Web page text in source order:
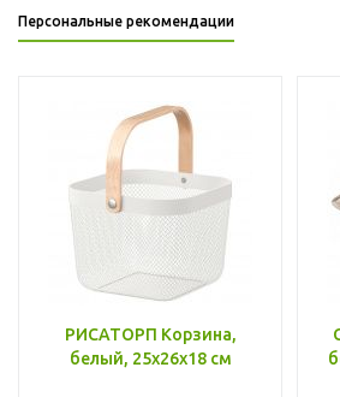
Персональные рекомендации
РИСАТОРП Корзина,
белый, 25x26x18 см